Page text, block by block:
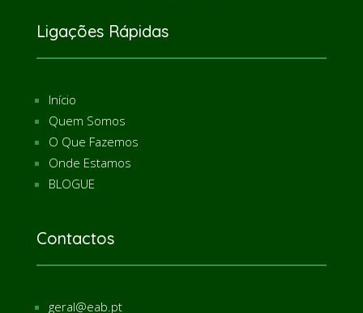
Ligações Rápidas
Início
Quem Somos
O Que Fazemos
Onde Estamos
BLOGUE
Contactos
geral@eab.pt